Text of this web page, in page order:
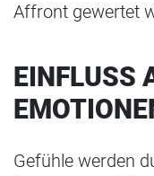
Affront gewertet
EINFLUSS
Gefühle werden